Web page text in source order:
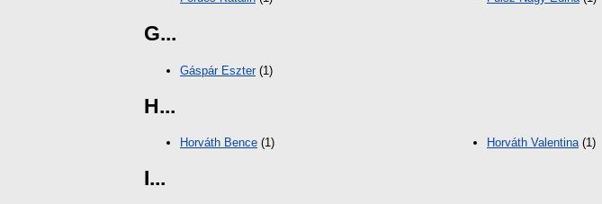
G...
Gáspár Eszter(1)
H...
Horváth Bence (1) Horváth Valentina (1)
I...